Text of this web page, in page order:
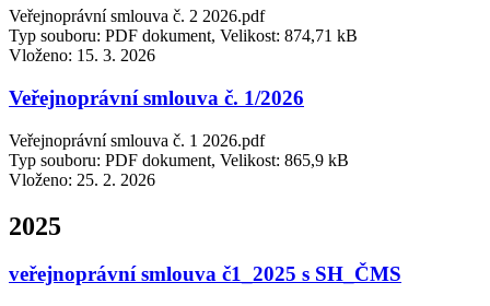
Veřejnoprávní smlouva č. 2 2026.pdf
Typ souboru: PDF dokument, Velikost: 874,71 kB
Vloženo: 15. 3. 2026
Veřejnoprávní smlouva č. 1/2026
Veřejnoprávní smlouva č. 1 2026.pdf
Typ souboru: PDF dokument, Velikost: 865,9 kB
Vloženo: 25. 2. 2026
2025
veřejnoprávní smlouva č1_2025 s SH_ČMS